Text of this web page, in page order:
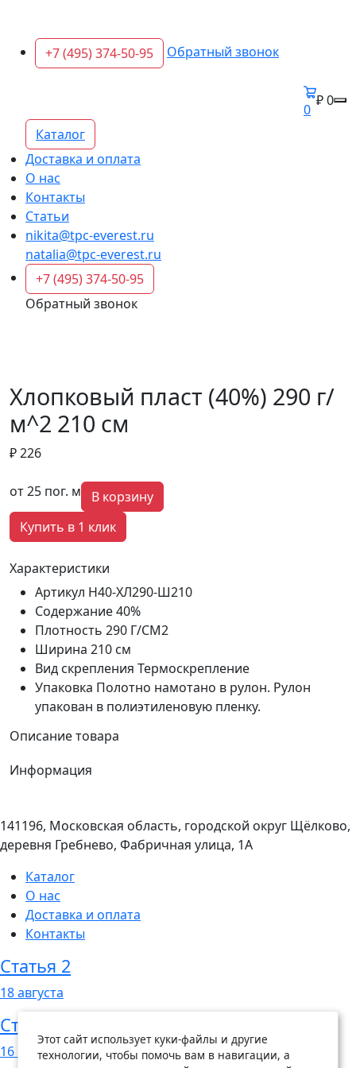
+7 (495) 374-50-95 Обратный звонок
0
₽ 0
Каталог
Доставка и оплата
О нас
Контакты
Статьи
nikita@tpc-everest.ru
natalia@tpc-everest.ru
+7 (495) 374-50-95
Обратный звонок
Хлопковый пласт (40%) 290 г/
м^2 210 см
₽ 226
от 25 пог. м
В корзину
Купить в 1 клик
Характеристики
Артикул Н40-ХЛ290-Ш210
Содержание40%
Плотность 290 Г/СМ2
Ширина 210 см
Вид скрепления Термоскрепление
Упаковка Полотно намотано в рулон. Рулон
упакован в полиэтиленовую пленку.
Описание товара
Информация
141196, Московская область, городской округ Щёлково,
деревня Гребнево, Фабричная улица, 1А
Каталог
О нас
Доставка и оплата
Контакты
Статья 2
18августа
Статья 1
16 августа
Этот сайт использует куки-файлы и другие
технологии, чтобы помочь вам в навигации, а